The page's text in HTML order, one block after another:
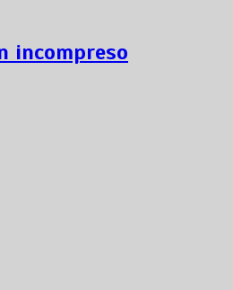
incompreso